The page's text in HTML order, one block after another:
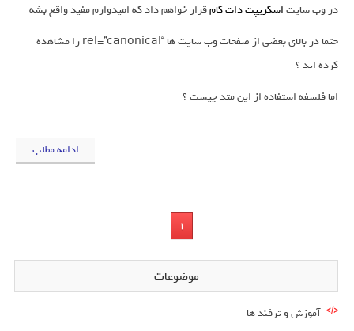
در وب سایتاسکریپت دات کامقرار خواهم داد که امیدوارم مفید واقع بشه
حتما در بالای بعضی از صفحات وب سایت ها “rel=”canonical را مشاهده
کرده اید ؟
اما فلسفه استفاده از این متد چیست ؟
ادامه مطلب
1
موضوعات
آموزش و ترفند ها